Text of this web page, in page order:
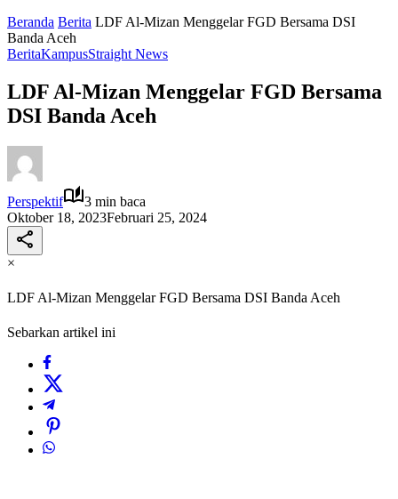
Beranda Berita LDF Al-Mizan Menggelar FGD Bersama DSI
Banda Aceh
BeritaKampusStraight News
LDF Al-Mizan Menggelar FGD Bersama
DSI Banda Aceh
Perspektif
3 min baca
Oktober 18, 2023Februari 25, 2024
×
LDF Al-Mizan Menggelar FGD Bersama DSI Banda Aceh
Sebarkan artikel ini